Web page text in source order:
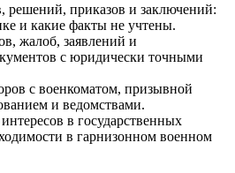
решений, приказов и заключений:
и какие факты не учтены.
жалоб, заявлений и
с юридически точными
с военкоматом, призывной
и ведомствами.
в государственных
в гарнизонном военном